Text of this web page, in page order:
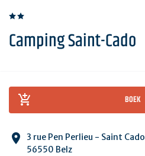
Camping Saint-Cado
BOEK
3 rue Pen Perlieu - Saint Cado
56550 Belz